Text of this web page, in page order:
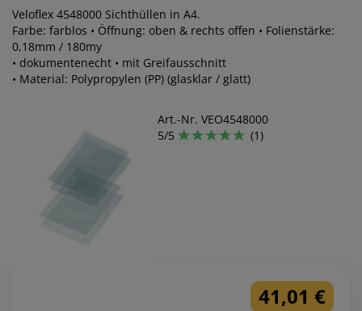
Veloflex 4548000 Sichthüllen in A4.
Farbe: farblos • Öffnung: oben & rechts offen • Folienstärke:
0,18mm / 180my
• dokumentenecht • mit Greifausschnitt
• Material: Polypropylen (PP) (glasklar / glatt)
Art.-Nr. VEO4548000
5/5
(1)
41,01 €